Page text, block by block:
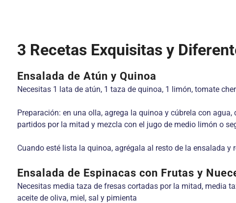
3 Recetas Exquisitas y
Ensalada de Atún y Quinoa
Necesitas 1 lata de atún, 1 taza de quinoa, 1 limón, tomate
Preparación: en una olla, agrega la quinoa y cúbrela con
partidos por la mitad y mezcla con el jugo de medio limón o
Cuando esté lista la quinoa, agrégala al resto de la ensalada
Ensalada de Espinacas con Frutas y
Necesitas media taza de fresas cortadas por la mitad, media
aceite de oliva, miel, sal y pimienta